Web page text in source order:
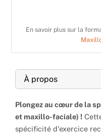
En savoir plus sur la
Plongez au cœur de la
et maxillo-faciale) !
spécificité d'exercice